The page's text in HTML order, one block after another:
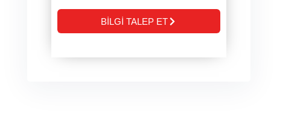
BİLGİ TALEP ET
Alternative: